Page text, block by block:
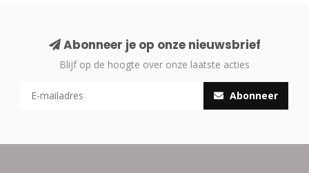
Abonneer je op onze nieuwsbrief
Blijf op de hoogte over onze laatste acties
Abonneer